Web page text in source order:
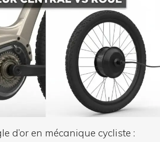
d’or en mécanique cycliste :